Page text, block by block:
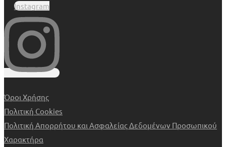
Instagram
Όροι Χρήσης
Πολιτική Cookies
Πολιτική Απορρήτου και Ασφαλείας Δεδομένων Προσωπικού
Χαρακτήρα